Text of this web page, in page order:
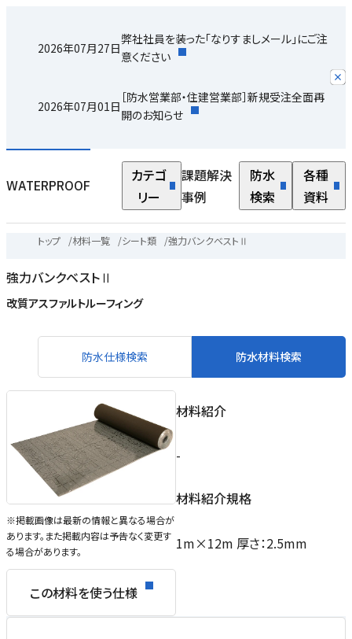
2026年07月27日
弊社社員を装った「なりすましメール」にご注
意ください
2026年07月01日
［防水営業部・住建営業部］新規受注全面再
開のお知らせ
WATERPROOF
カテゴ
リー
課題解決
事例
防水
検索
各種
資料
トップ /材料一覧 /シート類 /強力バンクベストⅡ
強力バンクベストⅡ
改質アスファルトルーフィング
防水仕様検索 防水材料検索
※掲載画像は最新の情報と異なる場合が
あります。また掲載内容は予告なく変更す
る場合があります。
この材料を使う仕様
材料紹介
-
材料紹介規格
1m×12m 厚さ：2.5mm